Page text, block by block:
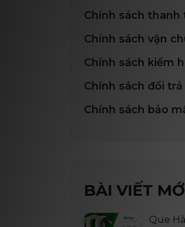
Chính sách thanh
Chính sách vận
Chính sách kiểm
Chính sách đổi trả
Chính sách bảo
BÀI VIẾT
Que